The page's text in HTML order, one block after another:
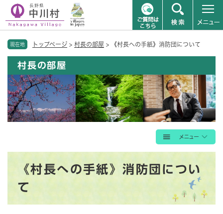
現在地 トップページ > 村長の部屋 > 《村長への手紙》消防団について
村長の部屋
《村長への手紙》消防団につい
て